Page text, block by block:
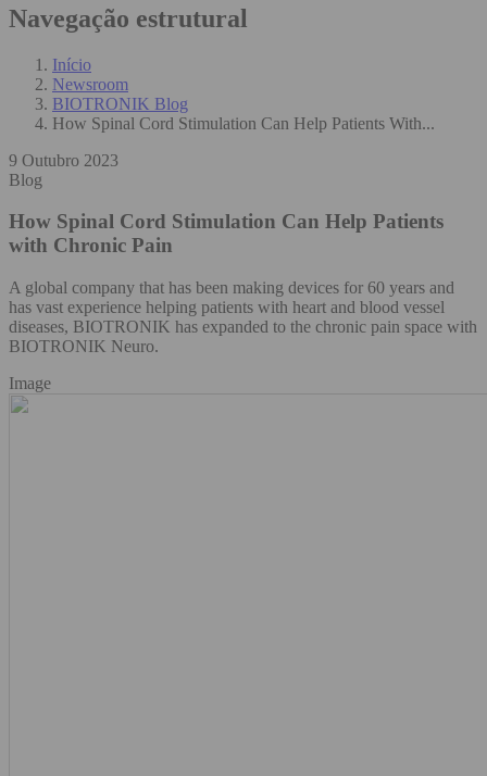
Navegação estrutural
Início
Newsroom
BIOTRONIK Blog
How Spinal Cord Stimulation Can Help Patients With...
9 Outubro 2023
Blog
How Spinal Cord Stimulation Can Help Patients
with Chronic Pain
A global company that has been making devices for 60 years and
has vast experience helping patients with heart and blood vessel
diseases, BIOTRONIK has expanded to the chronic pain space with
BIOTRONIK Neuro.
Image